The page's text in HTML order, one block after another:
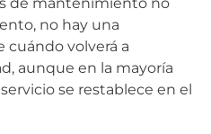
no hay una
cuándo volverá a
aunque en la mayoría
se restablece en el